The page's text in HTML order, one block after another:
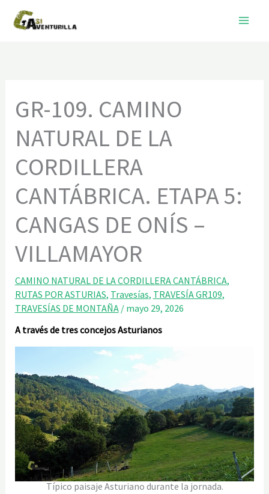
contenido
GR-109. CAMINO
NATURAL DE LA
CORDILLERA
CANTÁBRICA. ETAPA 5:
CANGAS DE ONÍS –
VILLAMAYOR
CAMINO NATURAL DE LA CORDILLERA CANTÁBRICA,
RUTAS POR ASTURIAS, Travesías, TRAVESÍA GR109,
TRAVESÍAS DE MONTAÑA/ mayo 29, 2026
A través de tres concejos Asturianos
Típico paisaje Asturiano durante la jornada.